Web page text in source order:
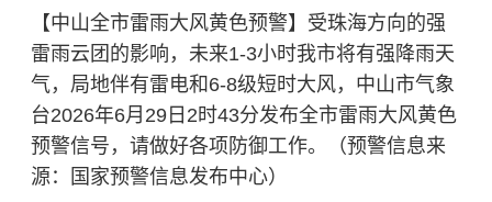
【中山全市雷雨大风黄色预警】受珠海方向的强
雷雨云团的影响，未来1-3小时我市将有强降雨天
气，局地伴有雷电和6-8级短时大风，中山市气象
台2026年6月29日2时43分发布全市雷雨大风黄色
预警信号，请做好各项防御工作。（预警信息来
源：国家预警信息发布中心）